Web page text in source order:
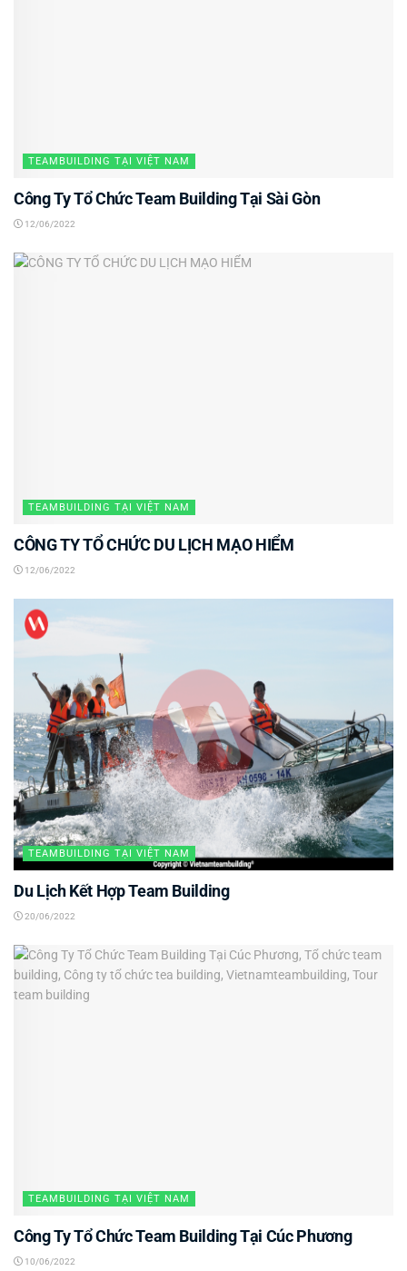
TEAMBUILDING TẠI VIỆT NAM
Công Ty Tổ Chức Team Building Tại Sài Gòn
12/06/2022
TEAMBUILDING TẠI VIỆT NAM
CÔNG TY TỔ CHỨC DU LỊCH MẠO HIỂM
12/06/2022
TEAMBUILDING TẠI VIỆT NAM
Du Lịch Kết Hợp Team Building
20/06/2022
TEAMBUILDING TẠI VIỆT NAM
Công Ty Tổ Chức Team Building Tại Cúc Phương
10/06/2022